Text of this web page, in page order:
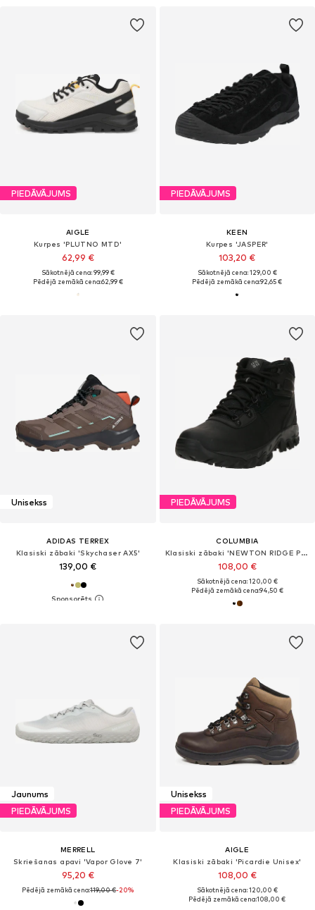
PIEDĀVĀJUMS
AIGLE
Kurpes 'PLUTNO MTD'
62,99 €
Sākotnējā cena: 99,99 €
Pēdējā zemākā cena:62,99 €
PIEDĀVĀJUMS
KEEN
Kurpes 'JASPER'
103,20 €
Sākotnējā cena: 129,00 €
Pēdējā zemākā cena:92,65 €
Unisekss
ADIDAS TERREX
Klasiski zābaki 'Skychaser AX5'
139,00 €
PIEDĀVĀJUMS
COLUMBIA
Klasiski zābaki 'NEWTON RIDGE PLUS II'
108,00 €
Sākotnējā cena: 120,00 €
Pēdējā zemākā cena:94,50 €
Jaunums
PIEDĀVĀJUMS
MERRELL
Skriešanas apavi 'Vapor Glove 7'
95,20 €
Pēdējā zemākā cena:119,00 €-20%
Unisekss
PIEDĀVĀJUMS
AIGLE
Klasiski zābaki 'Picardie Unisex'
108,00 €
Sākotnējā cena: 120,00 €
Pēdējā zemākā cena:108,00 €